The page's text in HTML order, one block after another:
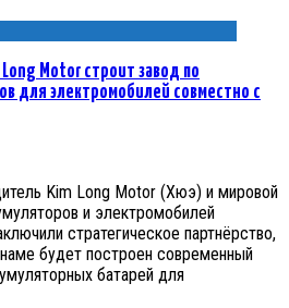
Motor строит завод по
для электромобилей совместно с
Kim Long Motor (Хюэ) и мировой
и электромобилей
стратегическое партнёрство,
будет построен современный
батарей для